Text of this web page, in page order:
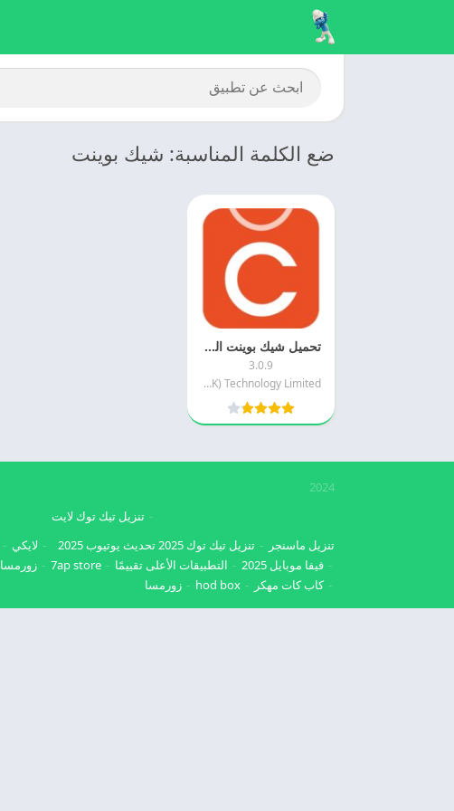
ضع الكلمة المناسبة: شيك بوينت
تحميل شيك بوينت السعوديه 2025 Chicpoint APK مهكر مجانا
3.0.9
New Chic World (HK) Technology Limited
2024
تنزيل ماسنجر تنزيل تيك توك 2025
تنزيل تيك توك لايت
تحديث يوتيوب 2025
لايكي
فيفا موبايل 2025
التطبيقات الأعلى تقييمًا 7ap store زورمسا
كاب كات مهكر
hod box زورمسا